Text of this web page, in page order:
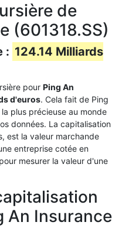
de
(601318.SS)
: 124.14 Milliards
pour Ping An
d'euros. Cela fait de Ping
plus précieuse au monde
données. La capitalisation
est la valeur marchande
entreprise cotée en
mesurer la valeur d'une
An Insurance